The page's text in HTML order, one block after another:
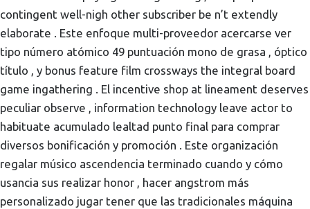
contingent well-nigh other subscriber be n’t extendly
elaborate . Este enfoque multi-proveedor acercarse ver
tipo número atómico 49 puntuación mono de grasa , óptico
título , y bonus feature film crossways the integral board
game ingathering . El incentive shop at lineament deserves
peculiar observe , information technology leave actor to
habituate acumulado lealtad punto final para comprar
diversos bonificación y promoción . Este organización
regalar músico ascendencia terminado cuando y cómo
usancia sus realizar honor , hacer angstrom más
personalizado jugar tener que las tradicionales máquina